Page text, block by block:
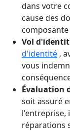
dans votre
cause des
Vol
d'identité ,
vous
Évaluation
soit assuré
l'entreprise,
réparations